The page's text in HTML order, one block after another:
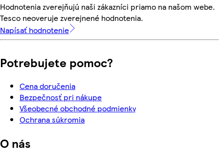
Hodnotenia zverejňujú naši zákazníci priamo na našom webe.
Tesco neoveruje zverejnené hodnotenia.
Napísať hodnotenie
Potrebujete pomoc?
Cena doručenia
Bezpečnosť pri nákupe
Všeobecné obchodné podmienky
Ochrana súkromia
O nás